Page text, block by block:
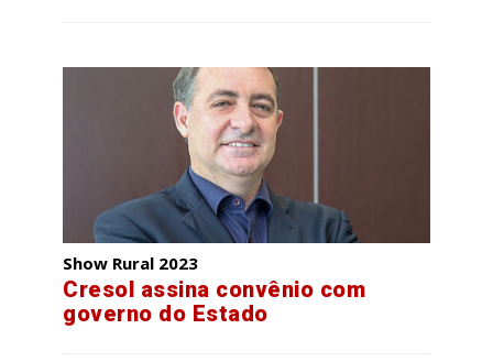
Show Rural 2023
Cresol assina convênio com
governo do Estado